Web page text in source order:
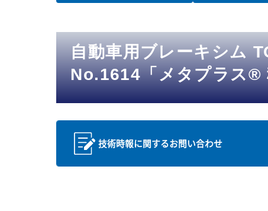
自動車用ブレーキシム
No.1614「メタプラス®
技術時報に関するお問い合わせ